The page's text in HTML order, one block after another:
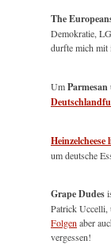
The
Demokratie,
durfte mich mit
Um
um deutsche
Grape Dudes
Patrick Uccelli,
Folgen aber
vergessen!